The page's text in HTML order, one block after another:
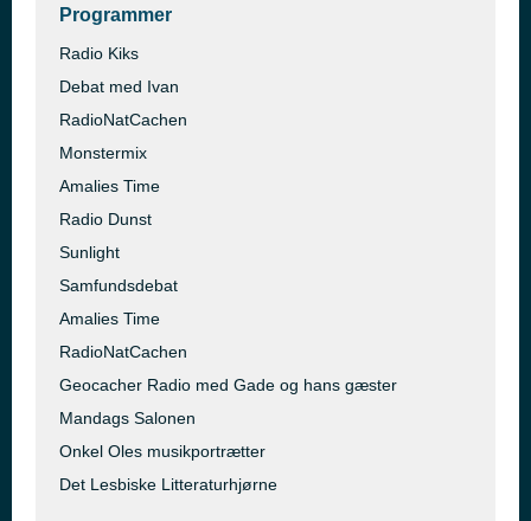
Programmer
Radio Kiks
Debat med Ivan
RadioNatCachen
Monstermix
Amalies Time
Radio Dunst
Sunlight
Samfundsdebat
Amalies Time
RadioNatCachen
Geocacher Radio med Gade og hans gæster
Mandags Salonen
Onkel Oles musikportrætter
Det Lesbiske Litteraturhjørne